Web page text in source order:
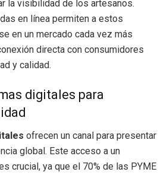
la visibilidad de los artesanos.
en línea permiten a estos
en un mercado cada vez más
directa con consumidores
y calidad.
digitales para
ofrecen un canal para presentar
global. Este acceso a un
crucial, ya que el 70% de las PYME